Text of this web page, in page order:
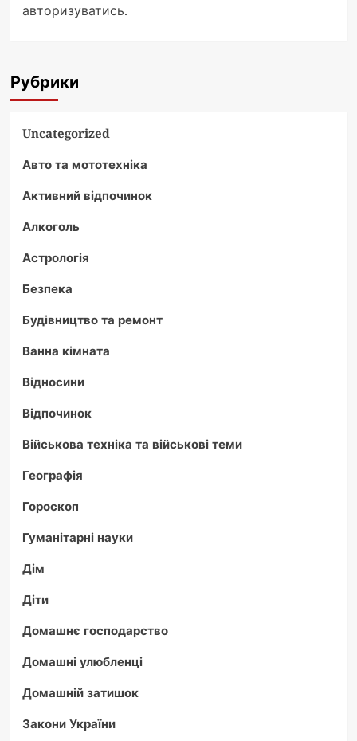
авторизуватись.
Рубрики
Uncategorized
Авто та мототехніка
Активний відпочинок
Алкоголь
Астрологія
Безпека
Будівництво та ремонт
Ванна кімната
Відносини
Відпочинок
Військова техніка та військові теми
Географія
Гороскоп
Гуманітарні науки
Дім
Діти
Домашнє господарство
Домашні улюбленці
Домашній затишок
Закони України